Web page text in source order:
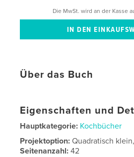
Die MwSt. wird an der Kasse
Über das Buch
Eigenschaften und
Hauptkategorie: Kochbücher
Projektoption:Quadratisch
Seitenanzahl:42